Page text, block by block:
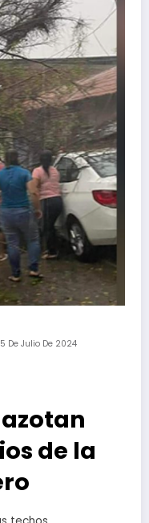
De Julio De 2024
de la